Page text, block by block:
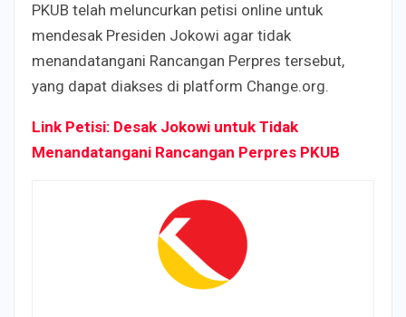
PKUB telah meluncurkan petisi online untuk
mendesak Presiden Jokowi agar tidak
menandatangani Rancangan Perpres tersebut,
yang dapat diakses di platform Change.org.
Link Petisi: Desak Jokowi untuk Tidak
Menandatangani Rancangan Perpres PKUB